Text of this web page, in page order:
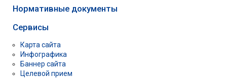
Нормативные документы
Сервисы
Карта сайта
Инфографика
Баннер сайта
Целевой прием